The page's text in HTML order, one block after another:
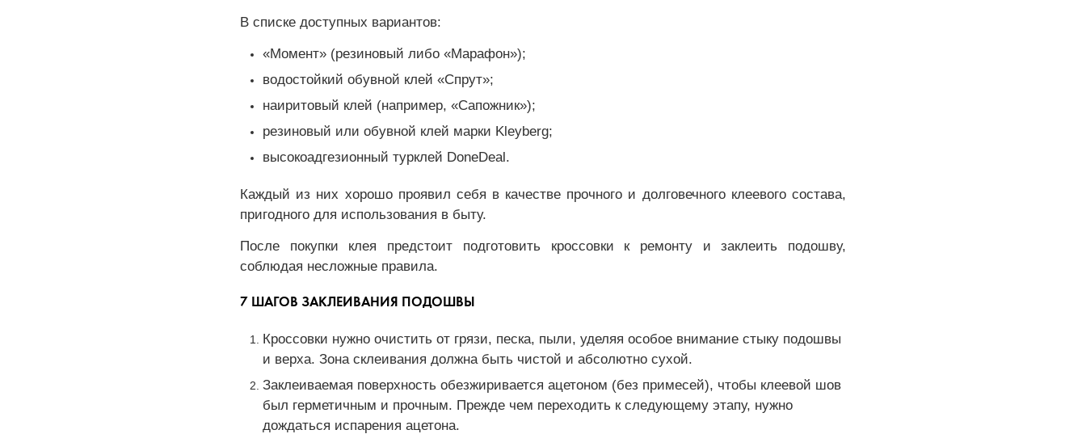
В списке доступных вариантов:
«Момент» (резиновый либо «Марафон»);
водостойкий обувной клей «Спрут»;
наиритовый клей (например, «Сапожник»);
резиновый или обувной клей марки Kleyberg;
высокоадгезионный турклей DoneDeal.
Каждый из них хорошо проявил себя в качестве прочного и долговечного клеевого состава,
пригодного для использования в быту.
После покупки клея предстоит подготовить кроссовки к ремонту и заклеить подошву,
соблюдая несложные правила.
7 ШАГОВ ЗАКЛЕИВАНИЯ ПОДОШВЫ
Кроссовки нужно очистить от грязи, песка, пыли, уделяя особое внимание стыку подошвы
и верха. Зона склеивания должна быть чистой и абсолютно сухой.
Заклеиваемая поверхность обезжиривается ацетоном (без примесей), чтобы клеевой шов
был герметичным и прочным. Прежде чем переходить к следующему этапу, нужно
дождаться испарения ацетона.